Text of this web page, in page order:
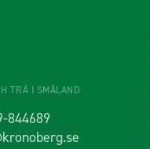
TRÄ I SMÅLAND
844689